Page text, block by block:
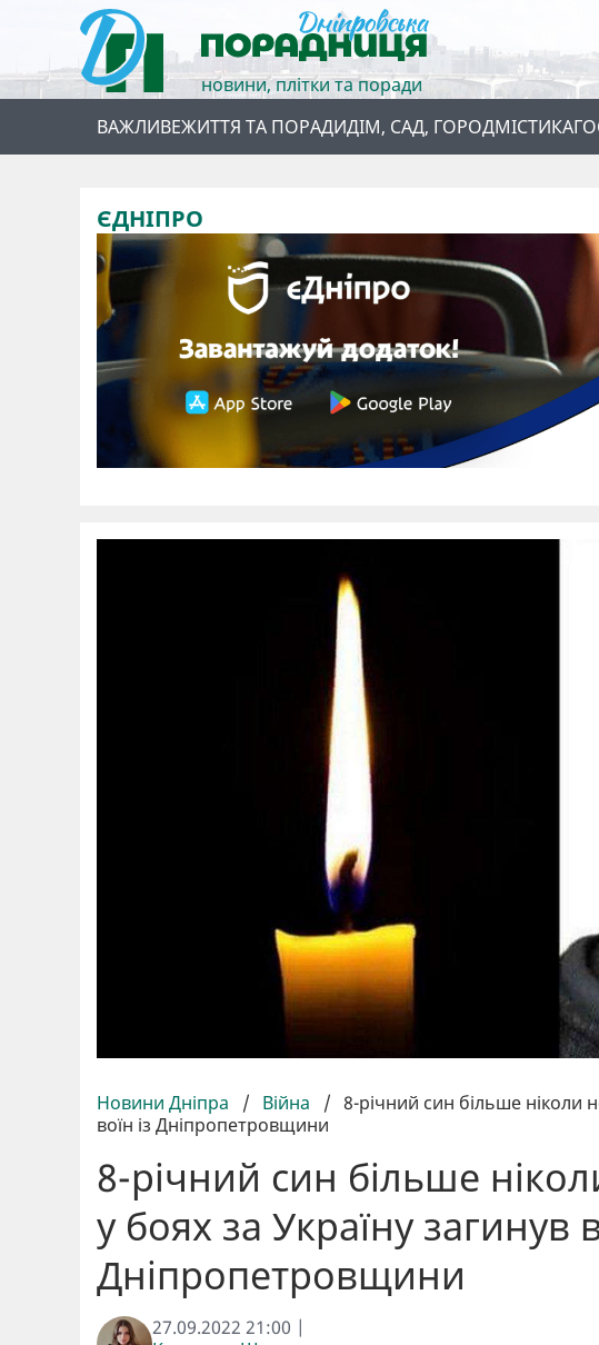
новини, плітки та поради
ВАЖЛИВЕЖИТТЯ ТА ПОРАДИДІМ, САД, ГОРОДМІСТИКА
ЄДНІПРО
Новини Дніпра / Війна / 8-річний син більше ніколи
воїн із Дніпропетровщини
8-річний син більше
у боях за Україну загинув
Дніпропетровщини
27.09.2022 21:00 |